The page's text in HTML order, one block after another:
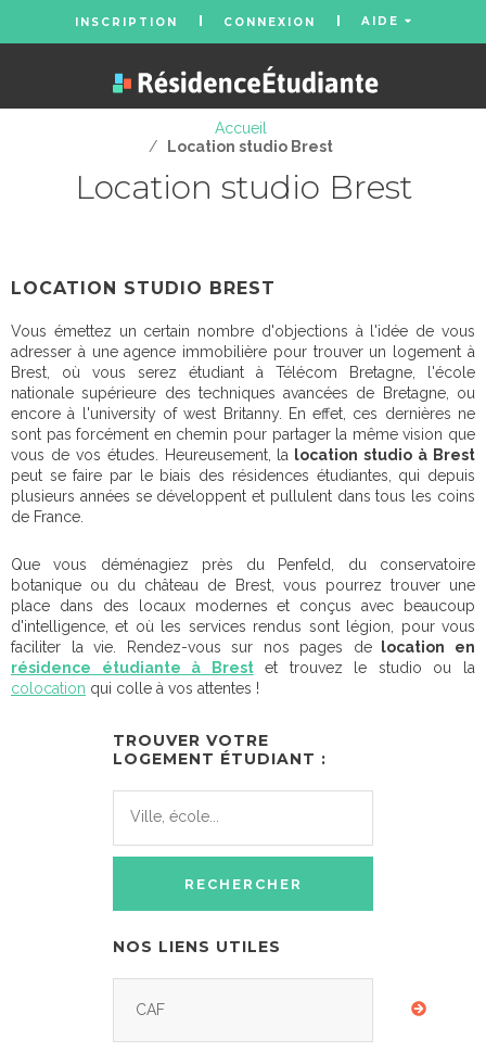
INSCRIPTION CONNEXION AIDE
Accueil
/
Location studio Brest
Location studio Brest
LOCATION STUDIO BREST
Vous émettez un certain nombre d'objections à l'idée de vous
adresser à une agence immobilière pour trouver un logement à
Brest, où vous serez étudiant à Télécom Bretagne, l'école
nationale supérieure des techniques avancées de Bretagne, ou
encore à l'university of west Britanny. En effet, ces dernières ne
sont pas forcément en chemin pour partager la même vision que
vous de vos études. Heureusement, la location studio à Brest
peut se faire par le biais des résidences étudiantes, qui depuis
plusieurs années se développent et pullulent dans tous les coins
de France.
Que vous déménagiez près du Penfeld, du conservatoire
botanique ou du château de Brest, vous pourrez trouver une
place dans des locaux modernes et conçus avec beaucoup
d'intelligence, et où les services rendus sont légion, pour vous
faciliter la vie. Rendez-vous sur nos pages delocation en
résidence étudiante à Brestet trouvez le studio ou la
colocation qui colle à vos attentes !
TROUVER VOTRE
LOGEMENT ÉTUDIANT :
NOS LIENS UTILES
CAF